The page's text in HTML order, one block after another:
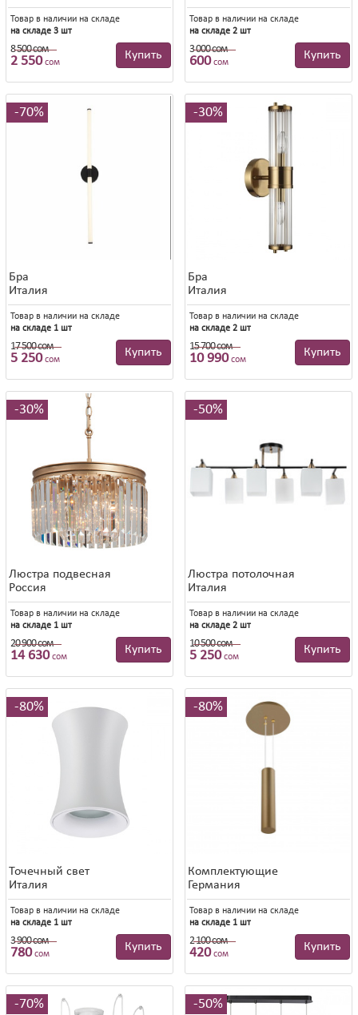
Товар в наличии на складе
на складе 3 шт
8 500 сом
2 550сом
Купить
Товар в наличии на складе
на складе 2 шт
3 000 сом
600сом
Купить
Бра
Италия
Товар в наличии на складе
на складе 1 шт
17 500 сом
5 250сом
Купить
70%
Бра
Италия
Товар в наличии на складе
на складе 2 шт
15 700 сом
10 990сом
Купить
30%
Люстра подвесная
Россия
Товар в наличии на складе
на складе 1 шт
20 900 сом
14 630сом
Купить
30%
Люстра потолочная
Италия
Товар в наличии на складе
на складе 2 шт
10 500 сом
5 250сом
Купить
50%
Точечный свет
Италия
Товар в наличии на складе
на складе 1 шт
3 900 сом
780сом
Купить
80%
Комплектующие
Германия
Товар в наличии на складе
на складе 1 шт
2 100 сом
420сом
Купить
80%
70% 50%